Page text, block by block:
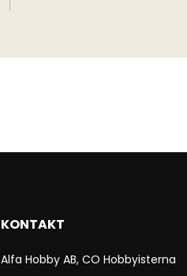
KONTAKT
Alfa Hobby AB, CO Hobbyisterna